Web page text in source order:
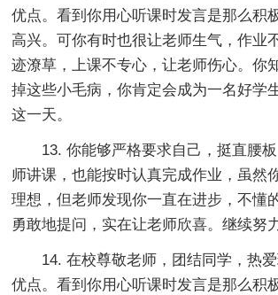
优点。看到你用心听课时发言是那么积
高兴。可你有时也很让老师生气，作业
迹潦草，上课不专心，让老师伤心。你
掉这些小毛病，你肯定会成为一名好学
这一天。
13. 你能够严格要求自己，挺直腰
师讲课，也能按时认真完成作业，虽然
理想，但老师发现你一直在进步，不懂
勇敢地提问，实在让老师欣喜。继续努
14. 在校尊敬老师，团结同学，热
优点。看到你用心听课时发言是那么积